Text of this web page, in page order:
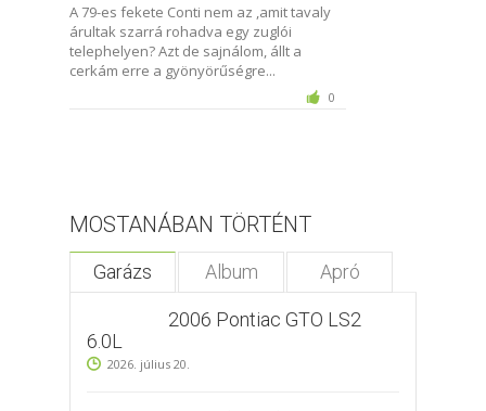
A 79-es fekete Conti nem az ,amit tavaly
árultak szarrá rohadva egy zuglói
telephelyen? Azt de sajnálom, állt a
cerkám erre a gyönyörűségre...
0
MOSTANÁBAN TÖRTÉNT
Garázs Album Apró
2006 Pontiac GTO LS2
6.0L
2026. július 20.